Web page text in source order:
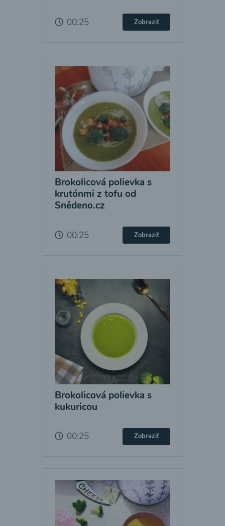
00:25 Zobraziť
Brokolicová polievka s
krutónmi z tofu od
Snědeno.cz
00:25 Zobraziť
Brokolicová polievka s
kukuricou
00:25 Zobraziť